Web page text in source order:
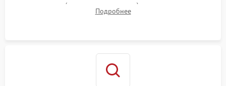
прессостата (датчика уровня воды), датчика мутности,
концевика дверцы и электронного модуля управления.
Подробнее